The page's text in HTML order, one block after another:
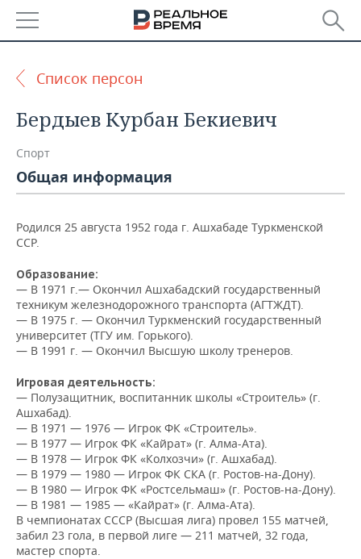
ТАТАРСТАН
УДМУРТИЯ
АНАЛИТИКА
НОВОСТИ АНАЛИТИКИ
КОРОЛИ ГОСЗАКАЗА ПФО
ВУЗЫ ТАТАРСТАНА
КОМУ ПРИНАДЛЕЖАТ
ТОРГОВЫЕ ЦЕНТРЫ
ТАТАРСТАНА
ЭКОНОМИКА
ФИНАНСЫ
БАНКИ
БЮДЖЕТ
ИНВЕСТИЦИИ
НОВОСТИ
АГРОПРОМ
МАШИНОСТРОЕНИЕ
НЕФТЬ
ОПК
ЭНЕРГЕТИКА
НЕДВИЖИМОСТЬ
НОВОСТИ НЕДВИЖИМОСТИ
АВТО
НОВОСТИ АВТО
БИЗНЕС
НОВОСТИ БИЗНЕСА
РОЗНИЧНАЯ ТОРГОВЛЯ
ТРАНСПОРТ
УСЛУГИ
ТЕХНОЛОГИИ
НОВОСТИ ТЕХНОЛОГИЙ
IT
МЕДИА
ТЕЛЕКОММУНИКАЦИИ
МЕРОПРИЯТИЯ
НОВОСТИ МЕРОПРИЯТИЙ
ВЫЕЗДНАЯ РЕДАКЦИЯ
БИЗНЕС-БРАНЧИ
ONLINE-КОНФЕРЕНЦИИ
СПОРТ
НОВОСТИ СПОРТА
ФУТБОЛ
ХОККЕЙ
ОБЩЕСТВО
НОВОСТИ ОБЩЕСТВА
ВЛАСТЬ
ФОТОГАЛЕРЕЯ
СЮЖЕТЫ
Список персон
Бердыев Курбан Бекиевич
Спорт
Общая информация
Родился 25 августа 1952 года г. Ашхабаде Туркменской
ССР.
Образование:
— В 1971 г.— Окончил Ашхабадский государственный
техникум железнодорожного транспорта (АГТЖДТ).
— В 1975 г. — Окончил Туркменский государственный
университет (ТГУ им. Горького).
— В 1991 г. — Окончил Высшую школу тренеров.
Игровая деятельность:
— Полузащитник, воспитанник школы «Строитель» (г.
Ашхабад).
— В 1971 — 1976 — Игрок ФК «Строитель».
— В 1977 — Игрок ФК «Кайрат» (г. Алма-Ата).
— В 1978 — Игрок ФК «Колхозчи» (г. Ашхабад).
— В 1979 — 1980 — Игрок ФК СКА (г. Ростов-на-Дону).
— В 1980 — Игрок ФК «Ростсельмаш» (г. Ростов-на-Дону).
— В 1981 — 1985 — «Кайрат» (г. Алма-Ата).
В чемпионатах СССР (Высшая лига) провел 155 матчей,
забил 23 гола, в первой лиге — 211 матчей, 32 года,
мастер спорта.